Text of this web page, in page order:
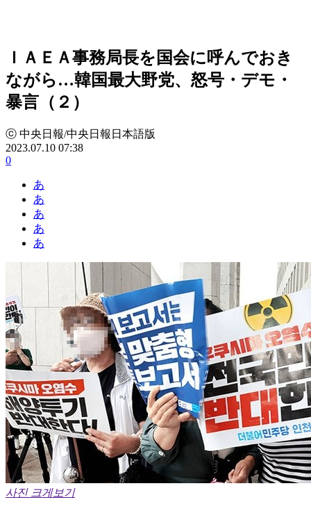
ＩＡＥＡ事務局長を国会に呼んでおき
ながら…韓国最大野党、怒号・デモ・
暴言（２）
ⓒ 中央日報/中央日報日本語版
2023.07.10 07:38
0
あ
あ
あ
あ
あ
사진 크게보기